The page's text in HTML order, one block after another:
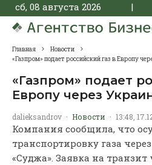
сб, 08 августа 2026 |
Главная
Новости
«Газпром» подает российский газ в Европу
«Газпром» подает
Европу через
dalieksandrov · Новости · 13:48,
Компания сообщила, что
транспортировку газа
«Суджа». Заявка на транзит